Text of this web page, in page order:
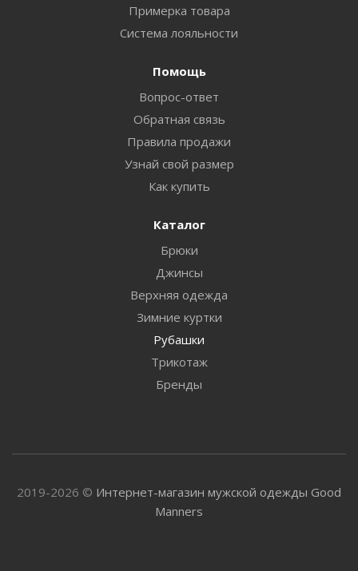
Примерка товара
Система лояльности
Помощь
Вопрос-ответ
Обратная связь
Правила продажи
Узнай свой размер
Как купить
Каталог
Брюки
Джинсы
Верхняя одежда
Зимние куртки
Рубашки
Трикотаж
Бренды
2019-2026 © Интернет-магазин мужской одежды Good
Manners